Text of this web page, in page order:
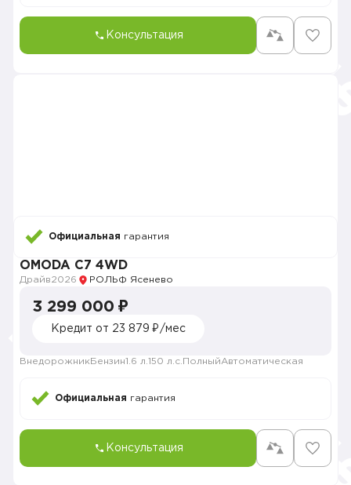
Консультация
Официальная гарантия
OMODA C7 4WD
Драйв2026 РОЛЬФ Ясенево
3 299 000 ₽
Кредит от 23 879 ₽/мес
Внедорожник Бензин1.6 л. 150 л.с. ПолныйАвтоматическая
Официальная гарантия
Консультация